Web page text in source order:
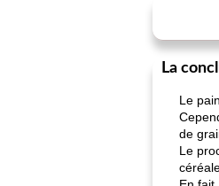
La
Le
de
Le